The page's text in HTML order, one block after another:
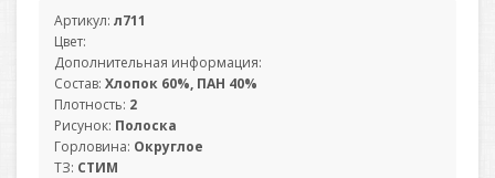
Артикул: л711
Цвет:
Дополнительная информация:
Состав: Хлопок 60%, ПАН 40%
Плотность: 2
Рисунок: Полоска
Горловина: Округлое
ТЗ: СТИМ